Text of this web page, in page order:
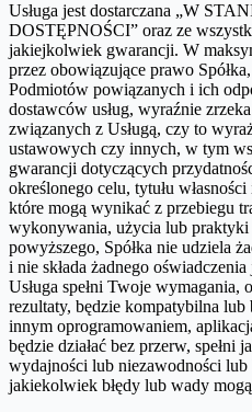
Usługa jest dostarczana „W
DOSTĘPNOŚCI” oraz ze
jakiejkolwiek gwarancji. W
przez obowiązujące prawo
Podmiotów powiązanych i ich
dostawców usług, wyraźnie
związanych z Usługą, czy to
ustawowych czy innych, w tym
gwarancji dotyczących
określonego celu, tytułu
które mogą wynikać z przebiegu
wykonywania, użycia lub praktyki
powyższego, Spółka nie udziela
i nie składa żadnego
Usługa spełni Twoje
rezultaty, będzie kompatybilna
innym oprogramowaniem,
będzie działać bez przerw, spełni
wydajności lub niezawodności lub
jakiekolwiek błędy lub wady